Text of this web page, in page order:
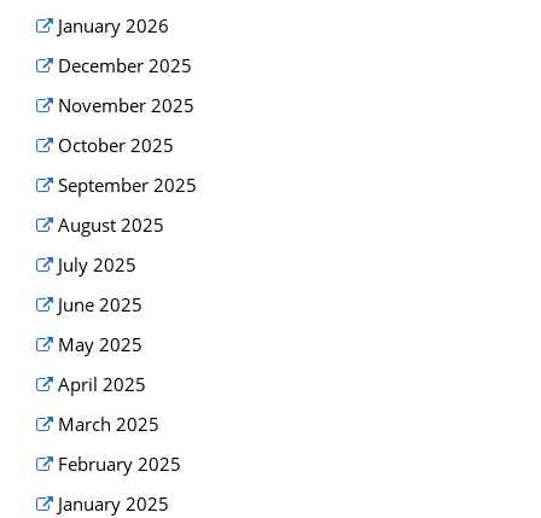
January 2026
December 2025
November 2025
October 2025
September 2025
August 2025
July 2025
June 2025
May 2025
April 2025
March 2025
February 2025
January 2025